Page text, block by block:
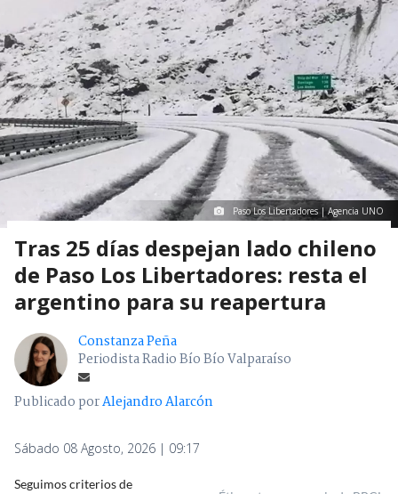
Paso Los Libertadores | Agencia UNO
Tras 25 días despejan lado chileno
de Paso Los Libertadores: resta el
argentino para su reapertura
Constanza Peña
Periodista Radio Bío Bío Valparaíso
Publicado porAlejandro Alarcón
Sábado 08 Agosto, 2026 | 09:17
Seguimos criterios de